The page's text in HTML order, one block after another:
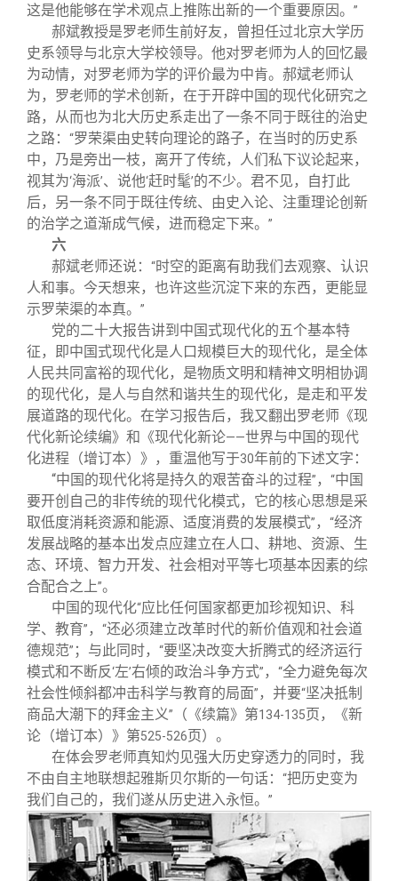
这是他能够在学术观点上推陈出新的一个重要原因。 ”
郝斌教授是罗老师生前好友，曾担任过北京大学历
史系领导与北京大学校领导。他对罗老师为人的回忆最
为动情，对罗老师为学的评价最为中肯。郝斌老师认
为，罗老师的学术创新，在于开辟中国的现代化研究之
路，从而也为北大历史系走出了一条不同于既往的治史
之路： “罗荣渠由史转向理论的路子，在当时的历史系
中，乃是旁出一枝，离开了传统，人们私下议论起来，
视其为‘海派’、说他‘赶时髦’的不少。君不见，自打此
后，另一条不同于既往传统、由史入论、注重理论创新
的治学之道渐成气候，进而稳定下来。 ”
六
郝斌老师还说： “时空的距离有助我们去观察、认识
人和事。今天想来，也许这些沉淀下来的东西，更能显
示罗荣渠的本真。 ”
党的二十大报告讲到中国式现代化的五个基本特
征，即中国式现代化是人口规模巨大的现代化，是全体
人民共同富裕的现代化，是物质文明和精神文明相协调
的现代化，是人与自然和谐共生的现代化，是走和平发
展道路的现代化。在学习报告后，我又翻出罗老师《现
代化新论续编》和《现代化新论——世界与中国的现代
化进程（增订本）》，重温他写于30年前的下述文字：
“中国的现代化将是持久的艰苦奋斗的过程” ， “中国
要开创自己的非传统的现代化模式，它的核心思想是采
取低度消耗资源和能源、适度消费的发展模式” ， “经济
发展战略的基本出发点应建立在人口、耕地、资源、生
态、环境、智力开发、社会相对平等七项基本因素的综
合配合之上”。
中国的现代化“应比任何国家都更加珍视知识、科
学、教育” ， “还必须建立改革时代的新价值观和社会道
德规范” ；与此同时， “要坚决改变大折腾式的经济运行
模式和不断反‘左’右倾的政治斗争方式” ， “全力避免每次
社会性倾斜都冲击科学与教育的局面” ，并要“坚决抵制
商品大潮下的拜金主义” （《续篇》第134-135页，《新
论（增订本）》第525-526页）。
在体会罗老师真知灼见强大历史穿透力的同时，我
不由自主地联想起雅斯贝尔斯的一句话： “把历史变为
我们自己的，我们遂从历史进入永恒。 ”